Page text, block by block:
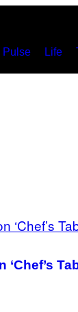
Pulse Life
‘Chef’s